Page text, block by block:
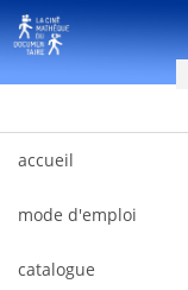
Saut au contenu
accueil
mode d'emploi
catalogue